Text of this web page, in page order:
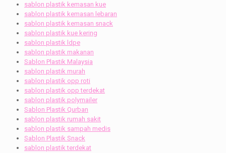
sablon plastik kemasan kue
sablon plastik kemasan lebaran
sablon plastik kemasan snack
sablon plastik kue kering
sablon plastik ldpe
sablon plastik makanan
Sablon Plastik Malaysia
sablon plastik murah
sablon plastik opp roti
sablon plastik opp terdekat
sablon plastik polymailer
Sablon Plastik Qurban
sablon plastik rumah sakit
sablon plastik sampah medis
Sablon Plastik Snack
sablon plastik terdekat